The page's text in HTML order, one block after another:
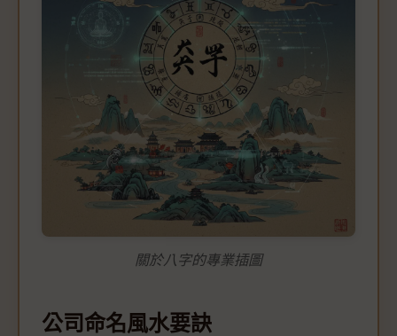
關於八字的專業插圖
公司命名風水要訣